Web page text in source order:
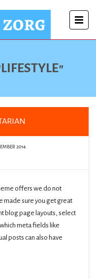
2014
offers we do not
made sure you get great
blog page layouts, select
meta fields like
posts can also have